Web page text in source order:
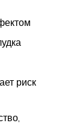
риск